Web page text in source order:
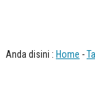
Anda disini : Home -